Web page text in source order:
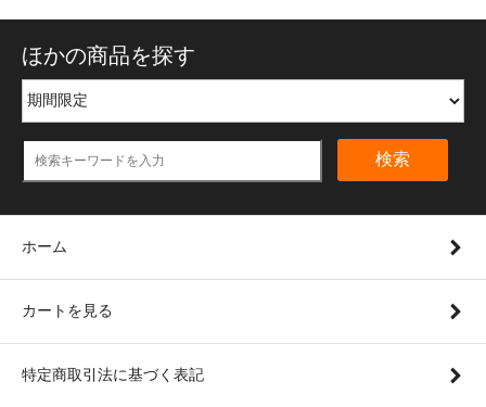
ほかの商品を探す
検索
ホーム
カートを見る
特定商取引法に基づく表記